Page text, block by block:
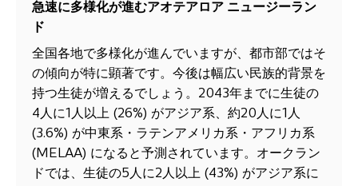
急速に多様化が進むアオテアロア ニュージーラン
ド
全国各地で多様化が進んでいますが、都市部ではそ
の傾向が特に顕著です。今後は幅広い民族的背景を
持つ生徒が増えるでしょう。2043年までに生徒の
4人に1人以上 (26%) がアジア系、約20人に1人
(3.6%) が中東系・ラテンアメリカ系・アフリカ系
(MELAA) になると予測されています。オークラン
ドでは、生徒の5人に2人以上 (43%) がアジア系に